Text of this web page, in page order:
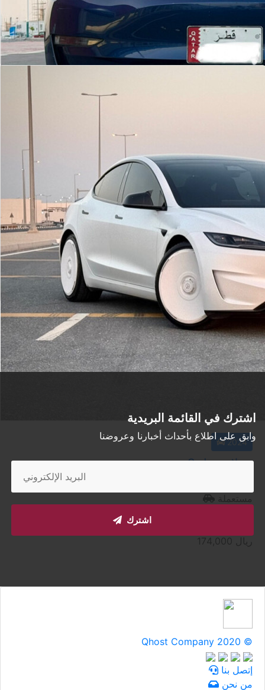
2023
تسلا موديل 3
مستعملة
السعر إبتداء من
64,000ريال
2024
تسلا موديل 3
عرض المزيد
اشترك في القائمة البريدية
وابق على اطلاع بأحداث أخبارنا وعروضنا
اشترك
Qhost Company 2020 ©
إتصل بنا
من نحن